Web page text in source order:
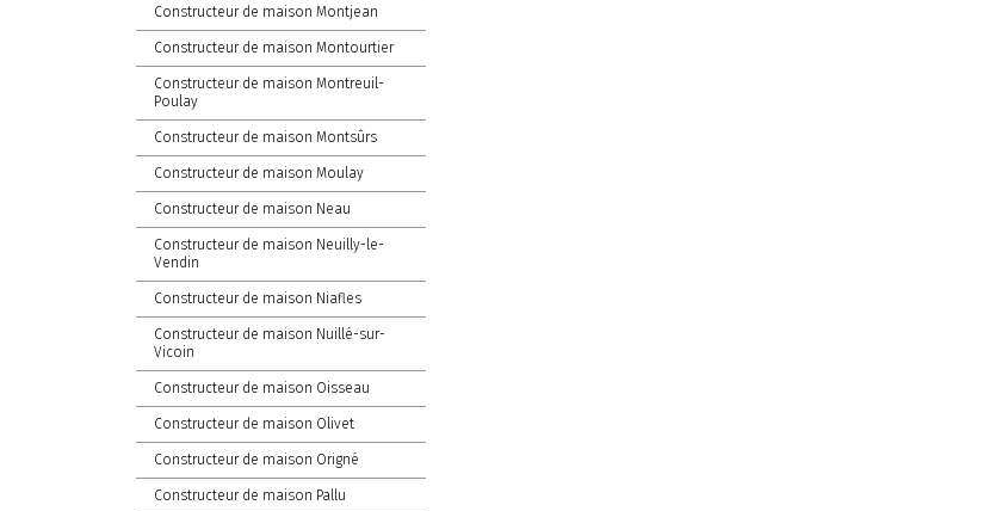
Constructeur de maison Montjean
Constructeur de maison Montourtier
Constructeur de maison Montreuil-
Poulay
Constructeur de maison Montsûrs
Constructeur de maison Moulay
Constructeur de maison Neau
Constructeur de maison Neuilly-le-
Vendin
Constructeur de maison Niafles
Constructeur de maison Nuillé-sur-
Vicoin
Constructeur de maison Oisseau
Constructeur de maison Olivet
Constructeur de maison Origné
Constructeur de maison Pallu